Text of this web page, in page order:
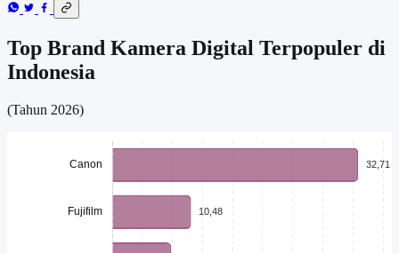
Top Brand Kamera Digital Terpopuler di
Indonesia
(Tahun 2026)